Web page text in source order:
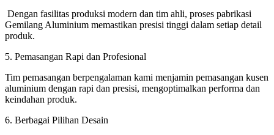
Dengan fasilitas produksi modern dan tim ahli, proses pabrikasi
Gemilang Aluminium memastikan presisi tinggi dalam setiap detail
produk.
5. Pemasangan Rapi dan Profesional
Tim pemasangan berpengalaman kami menjamin pemasangan kusen
aluminium dengan rapi dan presisi, mengoptimalkan performa dan
keindahan produk.
6. Berbagai Pilihan Desain